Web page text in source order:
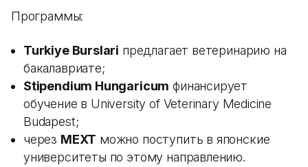
Программы:
Turkiye Burslari предлагает ветеринарию на
бакалавриате;
Stipendium Hungaricum финансирует
обучение в University of Veterinary Medicine
Budapest;
через MEXT можно поступить в японские
университеты по этому направлению.